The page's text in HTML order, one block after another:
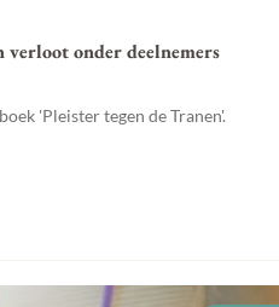
verloot onder deelnemers
'Pleister tegen de Tranen'.